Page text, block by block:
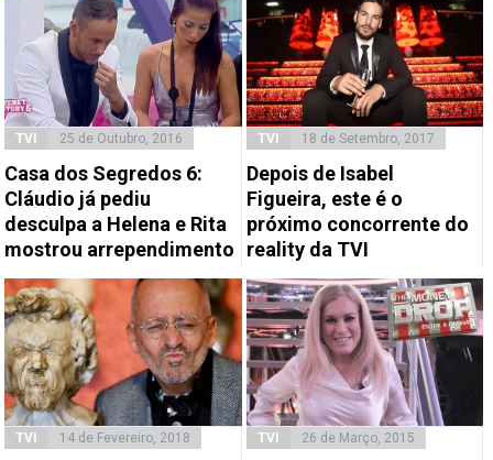
TVI 25 de Outubro, 2016
Casa dos Segredos 6:
Cláudio já pediu
desculpa a Helena e Rita
mostrou arrependimento
TVI 18 de Setembro, 2017
Depois de Isabel
Figueira, este é o
próximo concorrente do
reality da TVI
TVI 14 de Fevereiro, 2018 TVI 26 de Março, 2015